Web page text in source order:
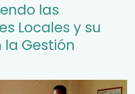
las
Locales y su
Gestión